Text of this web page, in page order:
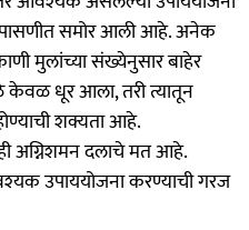
समोर आली आहे. अनेक
मुलांच्या संख्येनुसार बाहेर
केवळ धूर आला, तरी त्यातून
शक्यता आहे.
अग्निशमन दलाचे मत आहे.
उपाययोजना करण्याची गरज